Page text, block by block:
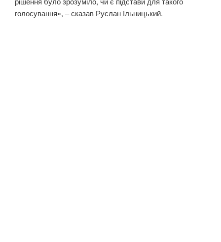
голосування», – сказав Руслан Ільницький.